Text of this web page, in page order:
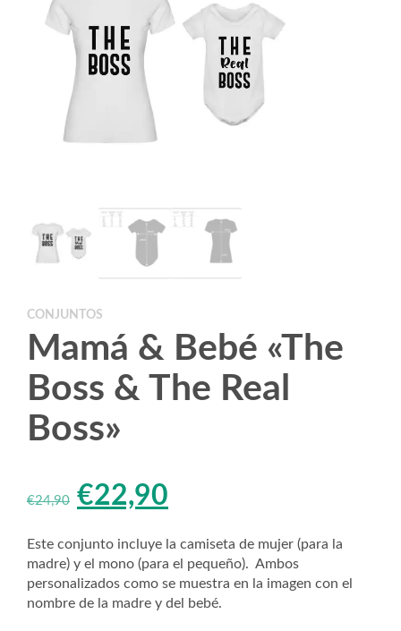
CONJUNTOS
Mamá & Bebé «The
Boss & The Real
Boss»
€24,90 El
precio
original
era:
€22,90
precio
actual
es:
Este conjunto incluye la camiseta de mujer (para la
madre) y el mono (para el pequeño). Ambos
personalizados como se muestra en la imagen con el
nombre de la madre y del bebé.